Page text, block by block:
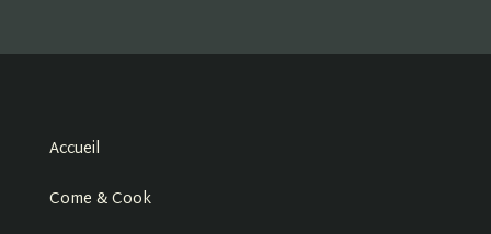
Accueil
Come & Cook